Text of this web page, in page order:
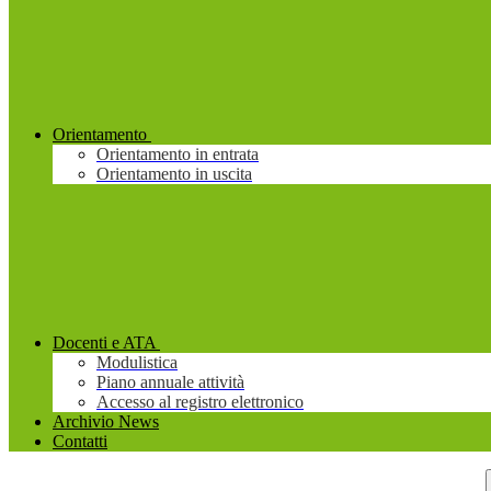
Orientamento
Orientamento in entrata
Orientamento in uscita
Docenti e ATA
Modulistica
Piano annuale attività
Accesso al registro elettronico
Archivio News
Contatti